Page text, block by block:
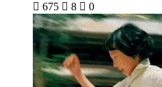
 675  8  0